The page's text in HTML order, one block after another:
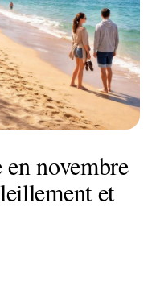
novembre
et